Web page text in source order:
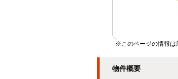
※このページの情報は
物件概要